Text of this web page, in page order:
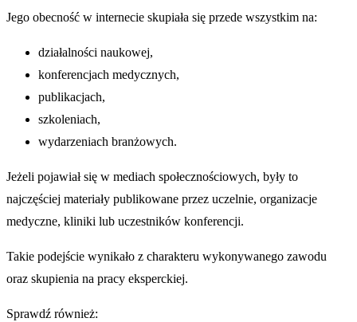
Jego obecność w internecie skupiała się przede wszystkim na:
działalności naukowej,
konferencjach medycznych,
publikacjach,
szkoleniach,
wydarzeniach branżowych.
Jeżeli pojawiał się w mediach społecznościowych, były to
najczęściej materiały publikowane przez uczelnie, organizacje
medyczne, kliniki lub uczestników konferencji.
Takie podejście wynikało z charakteru wykonywanego zawodu
oraz skupienia na pracy eksperckiej.
Sprawdź również: